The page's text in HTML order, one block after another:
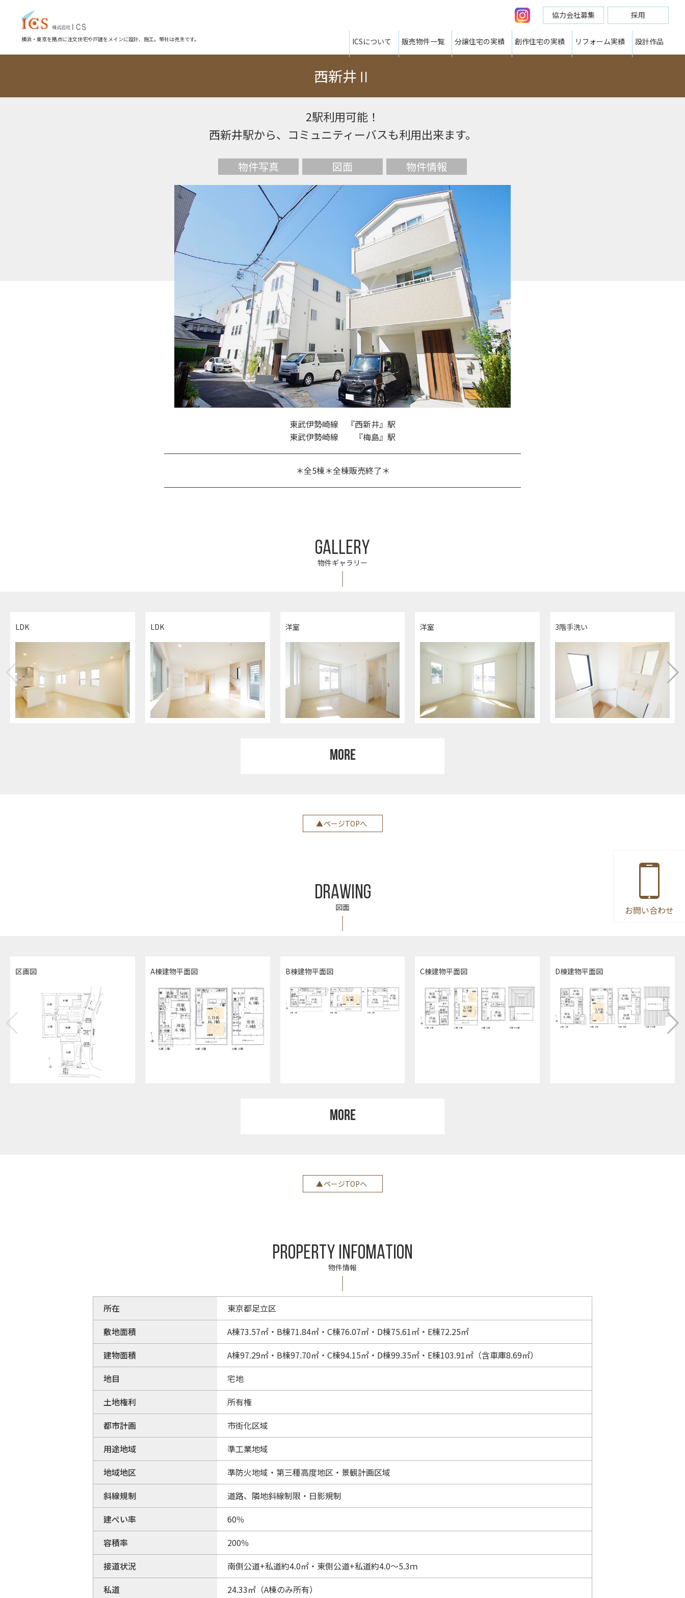
横浜・東京を拠点に注文住宅や戸建をメインに設計、施工。幣社は売主です。
協力会社募集 採用
ICSについて 販売物件一覧 分譲住宅の実績 創作住宅の実績 リフォーム実績 設計作品
お問い合わせ
西新井Ⅱ
2駅利用可能！
西新井駅から、コミュニティーバスも利用出来ます。
物件写真 図面 物件情報
東武伊勢崎線 『西新井』駅
東武伊勢崎線 『梅島』駅
＊全5棟＊全棟販売終了＊
GALLERY
物件ギャラリー
LDK LDK 洋室 洋室 3階手洗い
MORE
ページTOPへ
DRAWING
図面
区画図 A棟建物平面図 B棟建物平面図 C棟建物平面図 D棟建物平面図
MORE
ページTOPへ
PROPERTY INFOMATION
物件情報
所在
東京都足立区
敷地面積
A棟73.57㎡・B棟71.84㎡・C棟76.07㎡・D棟75.61㎡・E棟72.25㎡
建物面積
A棟97.29㎡・B棟97.70㎡・C棟94.15㎡・D棟99.35㎡・E棟103.91㎡（含車庫8.69㎡）
地目
宅地
土地権利
所有権
都市計画
市街化区域
用途地域
準工業地域
地域地区
準防火地域・第三種高度地区・景観計画区域
斜線規制
道路、隣地斜線制限・日影規制
建ぺい率
60％
容積率
200％
接道状況
南側公道+私道約4.0㎡・東側公道+私道約4.0～5.3ｍ
私道
24.33㎡（A棟のみ所有）